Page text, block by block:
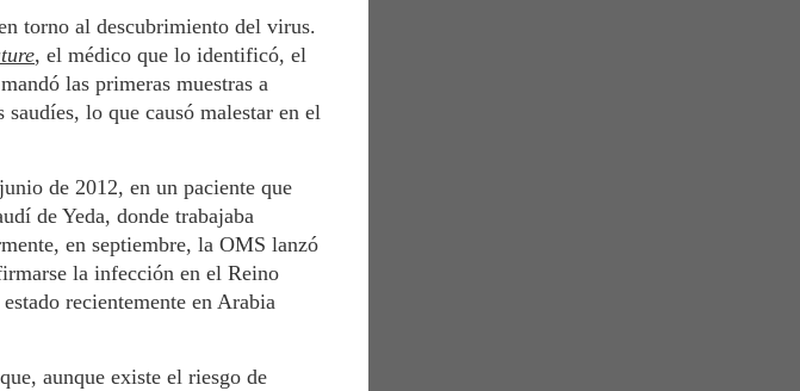
torno al descubrimiento del virus.
, el médico que lo identificó, el
las primeras muestras a
lo que causó malestar en el
de 2012, en un paciente que
de Yeda, donde trabajaba
en septiembre, la OMS lanzó
la infección en el Reino
recientemente en Arabia
aunque existe el riesgo de